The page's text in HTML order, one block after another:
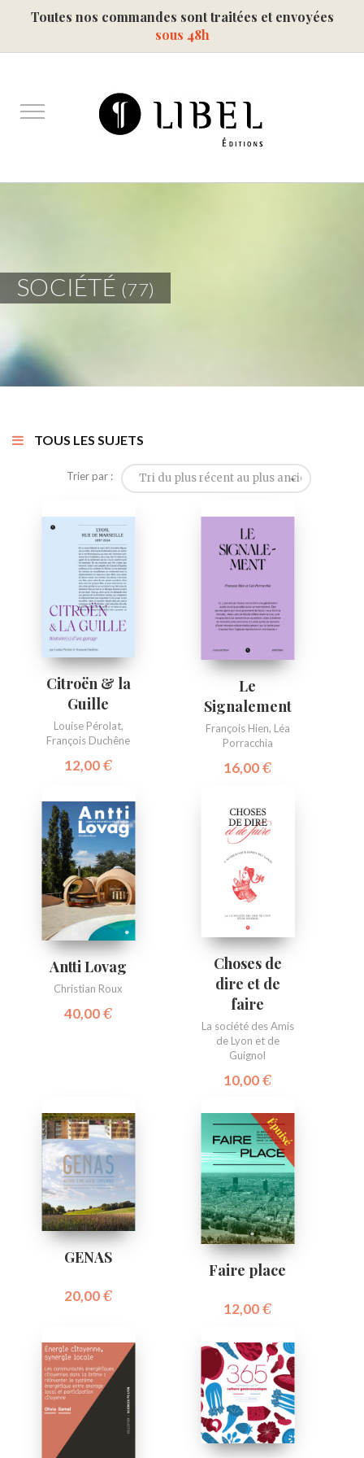
Toutes nos commandes sont traitées et envoyées
sous 48h
SOCIÉTÉ (77)
TOUS LES SUJETS
Trier par : Tri du plus récent au plus ancien
Citroën & la
Guille
Louise Pérolat,
François Duchêne
12,00€
Le
Signalement
François Hien, Léa
Porracchia
16,00€
Antti Lovag
Christian Roux
40,00€
Choses de
dire et de
faire
La société des Amis
de Lyon et de
Guignol
10,00€
GENAS
20,00€
Faire place
12,00€